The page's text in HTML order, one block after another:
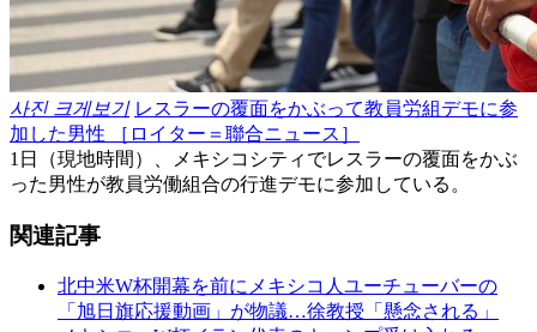
사진 크게보기 レスラーの覆面をかぶって教員労組デモに参
加した男性 ［ロイター＝聯合ニュース］
1日（現地時間）、メキシコシティでレスラーの覆面をかぶ
った男性が教員労働組合の行進デモに参加している。
関連記事
北中米W杯開幕を前にメキシコ人ユーチューバーの
「旭日旗応援動画」が物議…徐教授「懸念される」